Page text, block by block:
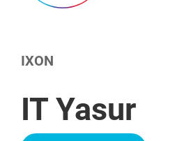
IXON
IT Yasur